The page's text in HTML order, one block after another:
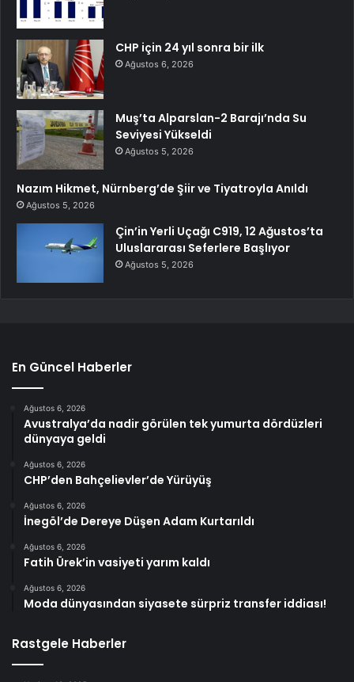
CHP için 24 yıl sonra bir ilk
Ağustos 6, 2026
Muş’ta Alparslan-2 Barajı’nda Su
Seviyesi Yükseldi
Ağustos 5, 2026
Nazım Hikmet, Nürnberg’de Şiir ve Tiyatroyla Anıldı
Ağustos 5, 2026
Çin’in Yerli Uçağı C919, 12 Ağustos’ta
Uluslararası Seferlere Başlıyor
Ağustos 5, 2026
En Güncel Haberler
Ağustos 6, 2026
Avustralya’da nadir görülen tek yumurta dördüzleri
dünyaya geldi
Ağustos 6, 2026
CHP’den Bahçelievler’de Yürüyüş
Ağustos 6, 2026
İnegöl’de Dereye Düşen Adam Kurtarıldı
Ağustos 6, 2026
Fatih Ürek’in vasiyeti yarım kaldı
Ağustos 6, 2026
Moda dünyasından siyasete sürpriz transfer iddiası!
Rastgele Haberler